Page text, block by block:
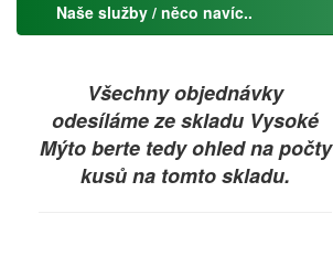
Naše služby / něco navíc..
Všechny objednávky
odesíláme ze skladu Vysoké
Mýto berte tedy ohled na počty
kusů na tomto skladu.